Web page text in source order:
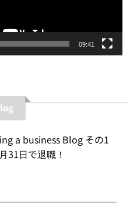
09:41
a business Blog その1
31日で退職！